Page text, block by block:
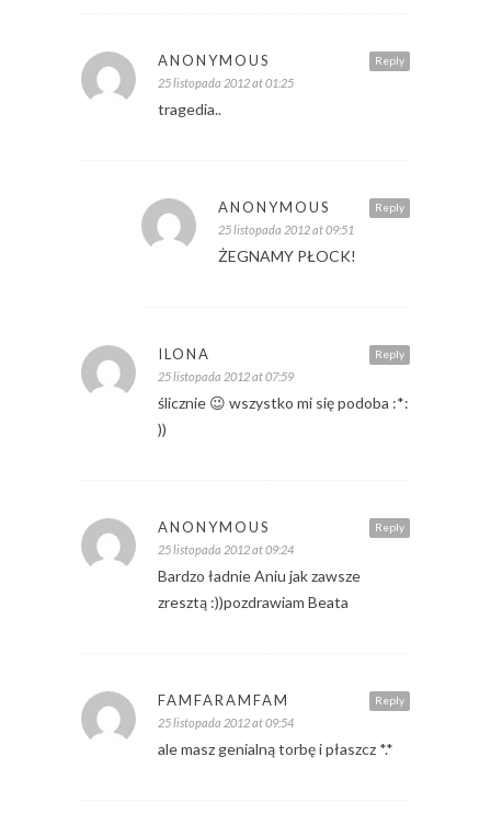
Reply
ANONYMOUS
25 listopada 2012 at 01:25
tragedia..
Reply
ANONYMOUS
25 listopada 2012 at 09:51
ŻEGNAMY PŁOCK!
Reply
ILONA
25 listopada 2012 at 07:59
ślicznie 😉 wszystko mi się podoba :*:
))
Reply
ANONYMOUS
25 listopada 2012 at 09:24
Bardzo ładnie Aniu jak zawsze
zresztą :))pozdrawiam Beata
Reply
FAMFARAMFAM
25 listopada 2012 at 09:54
ale masz genialną torbę i płaszcz *.*